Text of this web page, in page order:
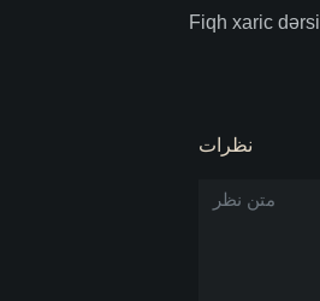
Fiqh xaric dərsi
نظرات